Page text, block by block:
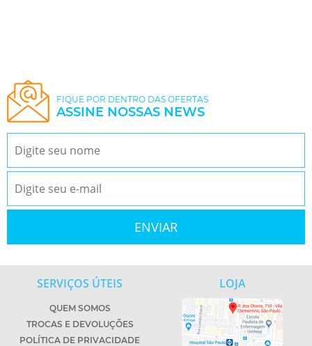
FIQUE POR DENTRO DAS OFERTAS
ASSINE NOSSAS NEWS
SERVIÇOS ÚTEIS
QUEM SOMOS
TROCAS E DEVOLUÇÕES
POLÍTICA DE PRIVACIDADE
LOJA